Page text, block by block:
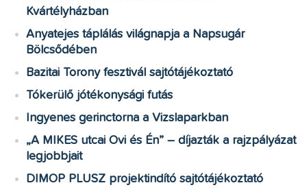
Kvártélyházban
Anyatejes táplálás világnapja a Napsugár
Bölcsődében
Bazitai Torony fesztivál sajtótájékoztató
Tókerülő jótékonysági futás
Ingyenes gerinctorna a Vizslaparkban
„A MIKES utcai Ovi és Én” – díjazták a rajzpályázat
legjobbjait
DIMOP PLUSZ projektindító sajtótájékoztató